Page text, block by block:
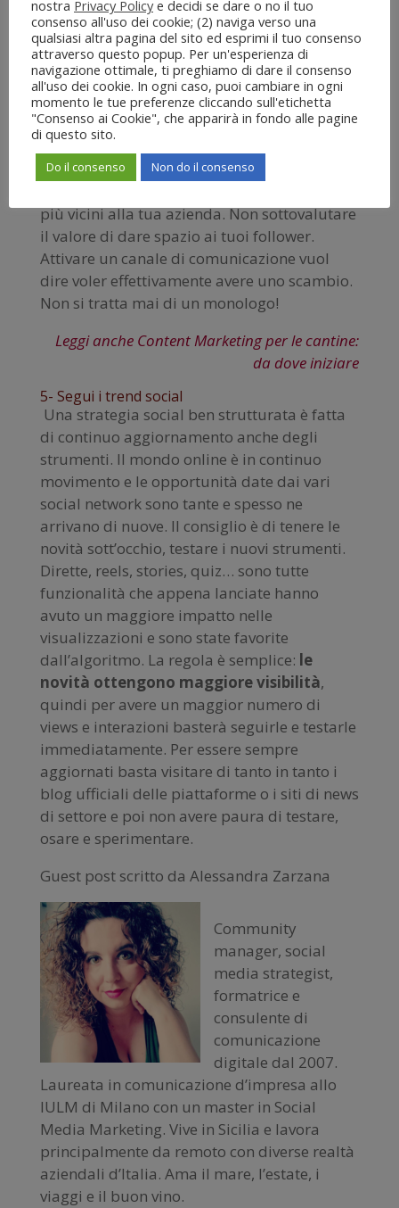
comunicazione, e la comunicazione è e deve
essere sempre a due vie. Anche se la pagina è
tua e gestita da te…ricorda sempre che non
puoi monopolizzare la conversazione. Devi
instaurare un dialogo, avviare delle
conversazioni,stimolare i commenti e
sentire la voce dei tuoi follower
servirà a capirli maggiormente (loro, le loro
più vicini alla tua azienda. Non sottovalutare
il valore di dare spazio ai tuoi follower.
Attivare un canale di comunicazione vuol
dire voler effettivamente avere uno scambio.
Non si tratta mai di un monologo!
Leggi anche Content Marketing per le cantine:
da dove iniziare
5- Segui i trend social
Una strategia social ben strutturata è fatta
di continuo aggiornamento anche degli
strumenti. Il mondo online è in continuo
movimento e le opportunità date dai vari
social network sono tante e spesso ne
arrivano di nuove. Il consiglio è di tenere le
novità sott’occhio, testare i nuovi strumenti.
Dirette, reels, stories, quiz… sono tutte
funzionalità che appena lanciate hanno
avuto un maggiore impatto nelle
visualizzazioni e sono state favorite
dall’algoritmo. La regola è semplice: le
novità ottengono maggiore visibilità,
quindi per avere un maggior numero di
views e interazioni basterà seguirle e testarle
immediatamente. Per essere sempre
aggiornati basta visitare di tanto in tanto i
blog ufficiali delle piattaforme o i siti di news
di settore e poi non avere paura di testare,
osare e sperimentare.
Guest post scritto da Alessandra Zarzana
Community
manager, social
media strategist,
formatrice e
consulente di
comunicazione
digitale dal 2007.
Laureata in comunicazione d’impresa allo
IULM di Milano con un master in Social
Media Marketing. Vive in Sicilia e lavora
principalmente da remoto con diverse realtà
aziendali d’Italia. Ama il mare, l’estate, i
viaggi e il buon vino.
nostra Privacy Policye decidi se dare o no il tuo
consenso all'uso dei cookie; (2) naviga verso una
qualsiasi altra pagina del sito ed esprimi il tuo consenso
attraverso questo popup. Per un'esperienza di
navigazione ottimale, ti preghiamo di dare il consenso
all'uso dei cookie. In ogni caso, puoi cambiare in ogni
momento le tue preferenze cliccando sull'etichetta
"Consenso ai Cookie", che apparirà in fondo alle pagine
di questo sito.
Do il consenso Non do il consenso